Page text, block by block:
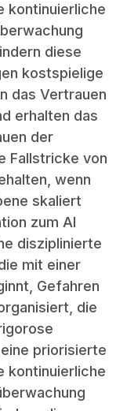
kontinuierliche
diese
kostspielige
das Vertrauen
erhalten das
der
Fallstricke von
wenn
skaliert
zum AI
disziplinierte
mit einer
Gefahren
die
priorisierte
kontinuierliche